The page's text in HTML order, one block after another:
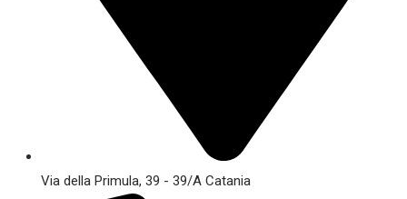
Via della Primula, 39 - 39/A Catania